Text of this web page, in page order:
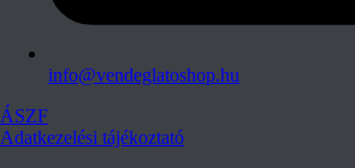
info@vendeglatoshop.hu
ÁSZF
Adatkezelési tájékoztató